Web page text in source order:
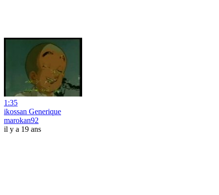
1:35
ikossan Generique
marokan92
il y a 19 ans